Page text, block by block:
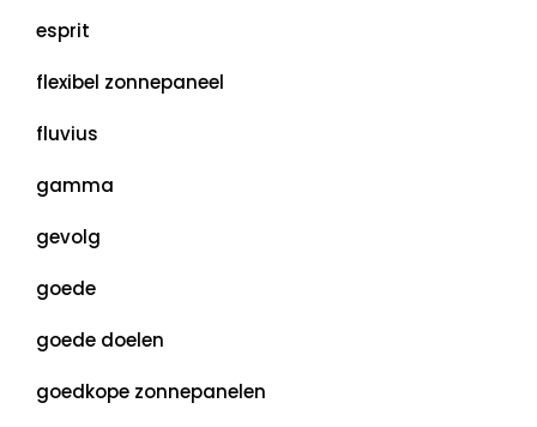
esprit
flexibel zonnepaneel
fluvius
gamma
gevolg
goede
goede doelen
goedkope zonnepanelen